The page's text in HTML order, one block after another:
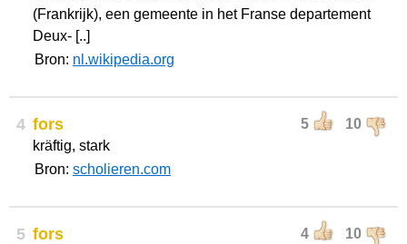
(Frankrijk), een gemeente in het Franse departement
Deux- [..]
Bron: nl.wikipedia.org
4 5 10
fors
kräftig, stark
Bron: scholieren.com
5 4 10
fors